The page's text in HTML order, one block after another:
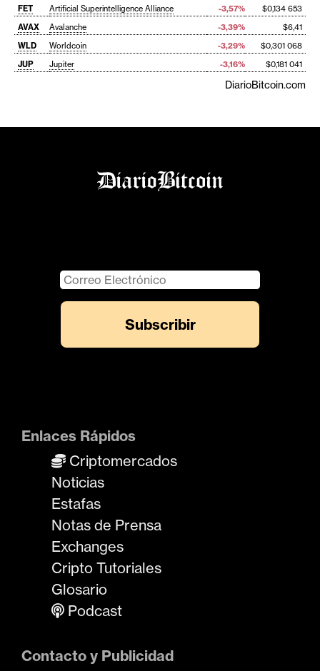
FET Artificial Superintelligence Alliance -3,57%
$0,134 653
AVAX
Avalanche -3,39%
$6,41
WLD
Worldcoin -3,29%
$0,301 068
JUP
Jupiter -3,16% $0,181 041
DiarioBitcoin.com
Enlaces Rápidos
Criptomercados
Noticias
Estafas
Notas de Prensa
Exchanges
Cripto Tutoriales
Glosario
Podcast
Contacto y Publicidad